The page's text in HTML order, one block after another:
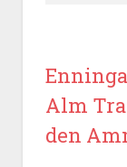
Alm
den